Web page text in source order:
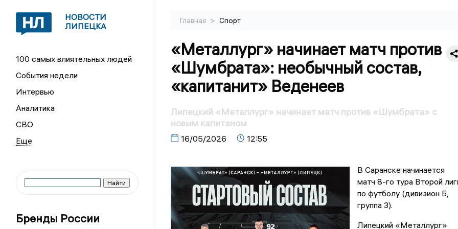
НОВОСТИ
ЛИПЕЦКА
100 самых влиятельных людей
События недели
Интервью
Аналитика
СВО
Бренды России
Главная > Спорт
«Металлург» начинает матч против
«Шумбрата»: необычный состав,
«капитанит» Веденеев
Липецкий «Металлург» начинает матч против «Шумбрата» с
новым капитаном
16/05/2026 12:55
В Саранске начинается
матч 8-го тура Второй
по футболу (дивизион Б,
группа 3).
Липецкий «Металлург»